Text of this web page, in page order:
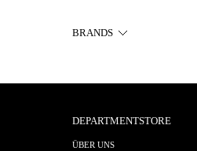
BRANDS
DEPARTMENTSTORE
ÜBER UNS